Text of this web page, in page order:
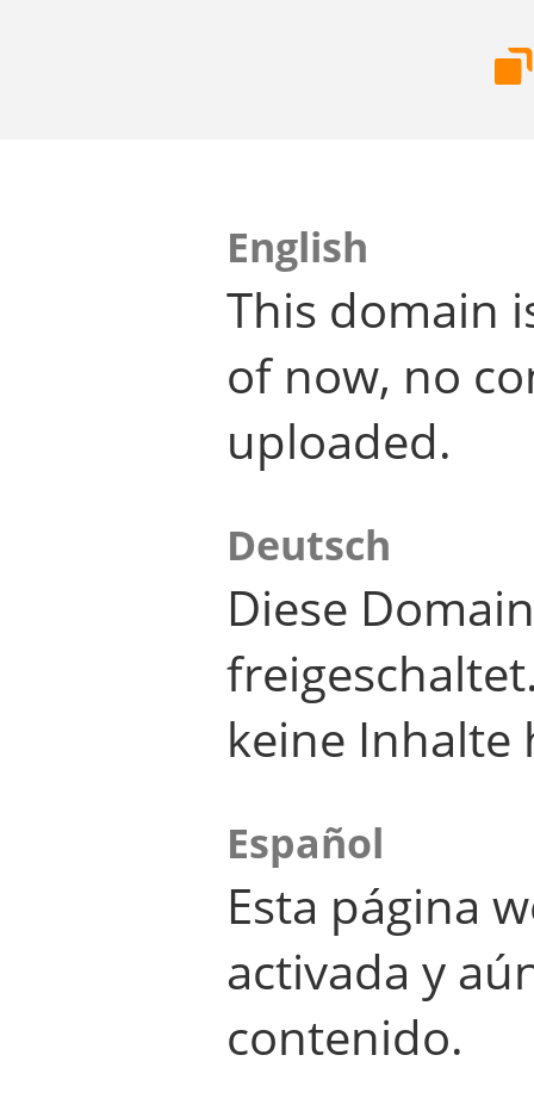
English
This domain
of now, no
uploaded.
Deutsch
Diese
keine Inhalte
Español
Esta página
activada y
contenido.